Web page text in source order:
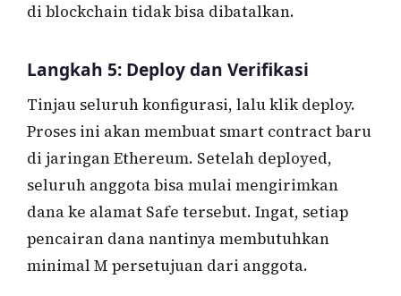
di blockchain tidak bisa dibatalkan.
Langkah 5: Deploy dan Verifikasi
Tinjau seluruh konfigurasi, lalu klik deploy.
Proses ini akan membuat smart contract baru
di jaringan Ethereum. Setelah deployed,
seluruh anggota bisa mulai mengirimkan
dana ke alamat Safe tersebut. Ingat, setiap
pencairan dana nantinya membutuhkan
minimal M persetujuan dari anggota.